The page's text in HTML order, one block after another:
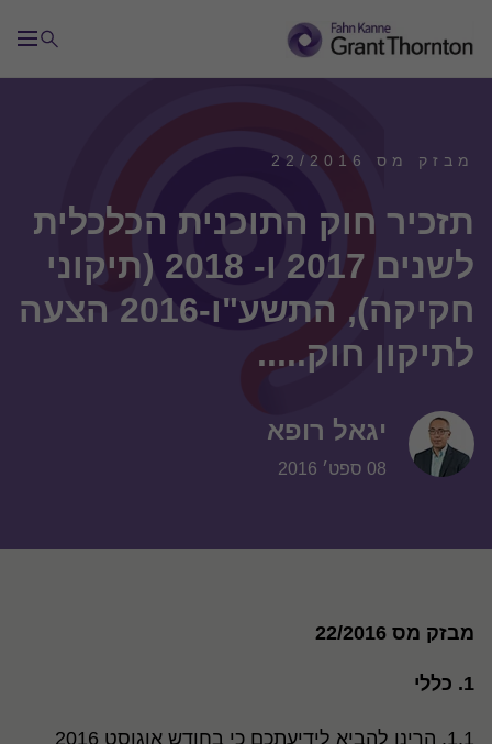
מבזק מס 22/2016
תזכיר חוק התוכנית הכלכלית
לשנים 2017 ו- 2018 (תיקוני
חקיקה), התשע"ו-2016 הצעה
לתיקון חוק.....
יגאל רופא
08 ספט׳ 2016
מבזק מס 22/2016
1. כללי
1.1. הרינו להביא לידיעתכם כי בחודש אוגוסט 2016